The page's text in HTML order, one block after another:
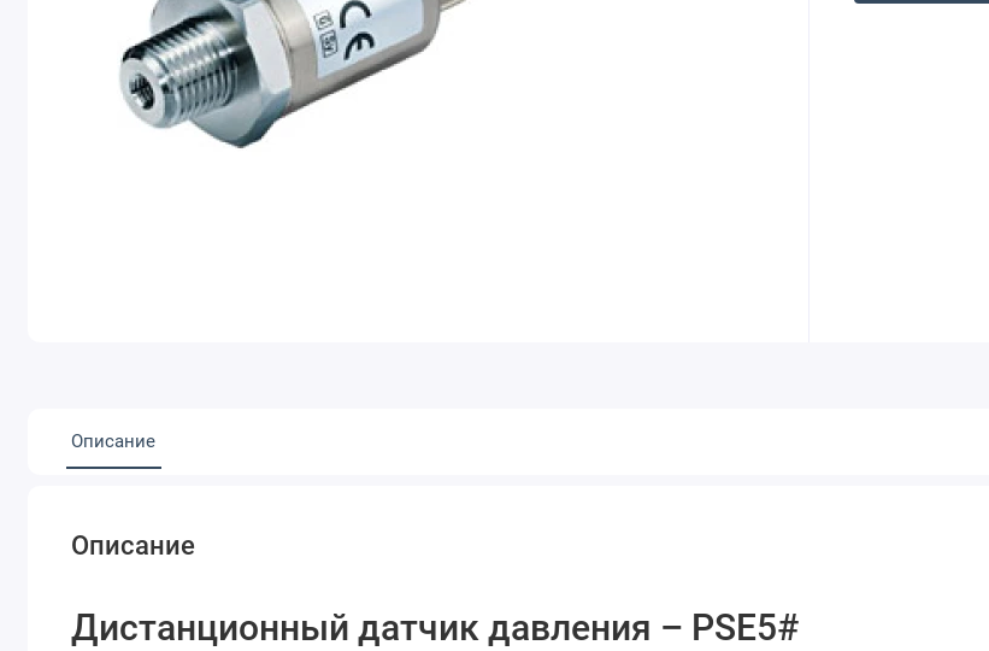
Описание
Описание
Дистанционный датчик давления – PSE5#